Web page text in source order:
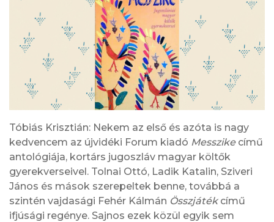
Tóbiás Krisztián: Nekem az első és azóta is nagy
kedvencem az újvidéki Forum kiadó Messzikecímű
antológiája, kortárs jugoszláv magyar költők
gyerekverseivel. Tolnai Ottó, Ladik Katalin, Sziveri
János és mások szerepeltek benne, továbbá a
szintén vajdasági Fehér Kálmán Összjátékcímű
ifjúsági regénye. Sajnos ezek közül egyik sem